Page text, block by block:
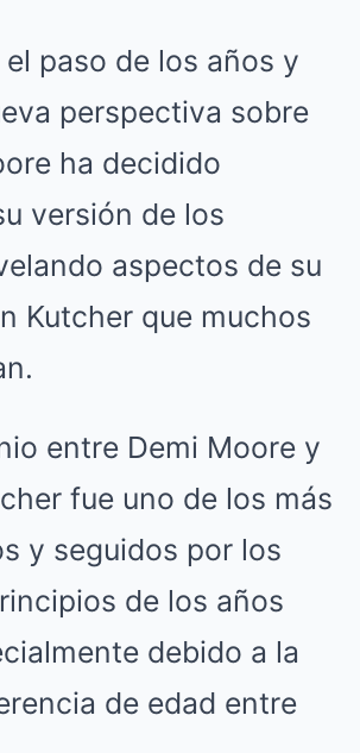
paso de los años y
perspectiva sobre
ha decidido
versión de los
aspectos de su
Kutcher que muchos
entre Demi Moore y
fue uno de los más
y seguidos por los
de los años
debido a la
de edad entre